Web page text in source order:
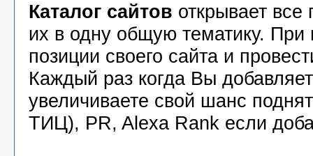
Каталог сайтов открывает все
их в одну общую тематику.
позиции своего сайта и
Каждый раз когда Вы
увеличиваете свой шанс
ТИЦ), PR, Alexa Rank если